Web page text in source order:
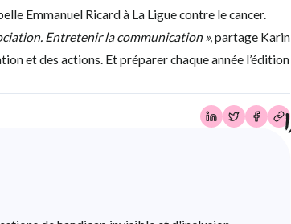
Emmanuel Ricard à La Ligue contre le cancer.
Entretenir la communication »,partage Karin
et des actions. Et préparer chaque année l’édition